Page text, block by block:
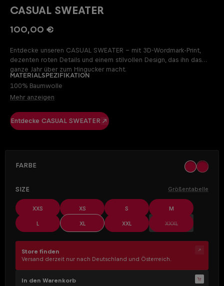
CASUAL SWEATER
100,00 €
Entdecke unseren CASUAL SWEATER – mit 3D-Wordmark-Print,
dezenten roten Details und einem stilvollen Design, das ihn das
ganze Jahr über zum Hingucker macht.
Materialspezifikation
100% Baumwolle
Mehr anzeigen
Entdecke CASUAL SWEATER
Farbe khaki ocher
Size Größentabelle
XXS XS S M
L XL XXL XXXL (Diese Option ist
Store finden
Versand derzeit nur nach Deutschland und Österreich.
In den Warenkorb